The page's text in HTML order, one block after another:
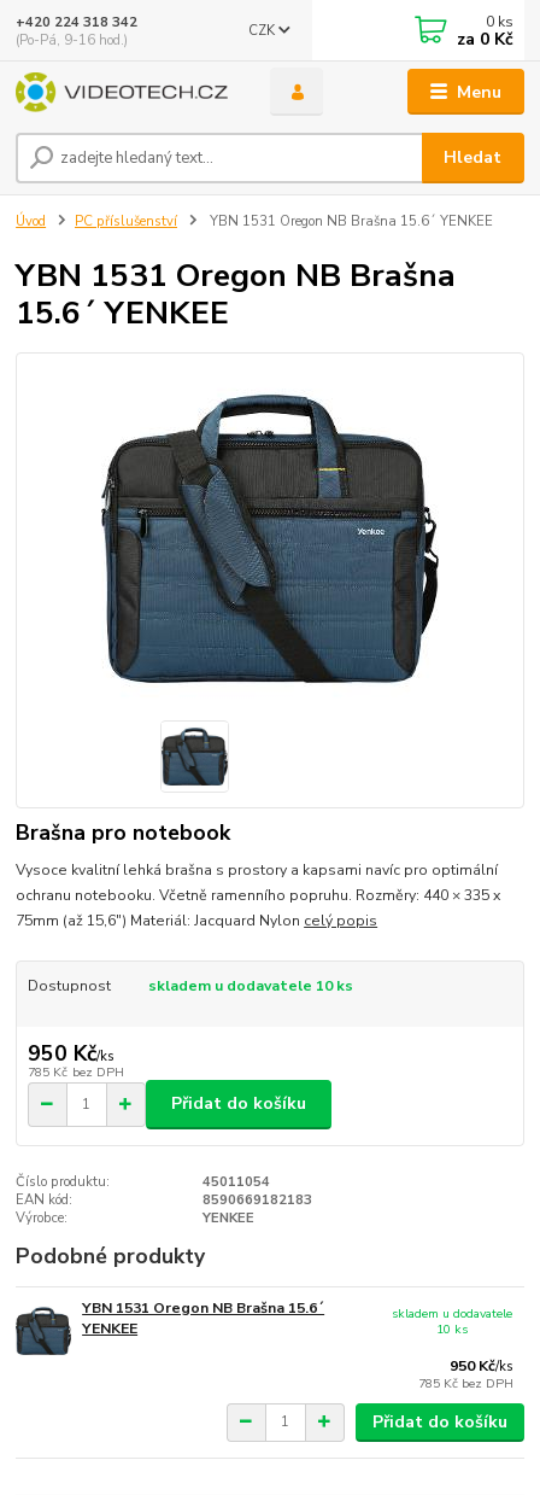
Menu
CZK
Hledat
+420 224 318 342
(Po-Pá, 9-16 hod.)
0 ks
za 0 Kč
Úvod PC příslušenství YBN 1531 Oregon NB Brašna 15.6´ YENKEE
YBN 1531 Oregon NB Brašna
15.6´ YENKEE
Brašna pro notebook
Vysoce kvalitní lehká brašna s prostory a kapsami navíc pro optimální
ochranu notebooku. Včetně ramenního popruhu. Rozměry: 440 × 335 x
75mm (až 15,6") Materiál: Jacquard Nylon celý popis
Dostupnost skladem u dodavatele 10 ks
950 Kč/ks
785 Kč bez DPH
Přidat do košíku
Číslo produktu:
45011054
EAN kód:
8590669182183
Výrobce:
YENKEE
Podobné produkty
YBN 1531 Oregon NB Brašna 15.6´
YENKEE
950 Kč/ks
785 Kč bez DPH
skladem u dodavatele
10 ks
Přidat do košíku